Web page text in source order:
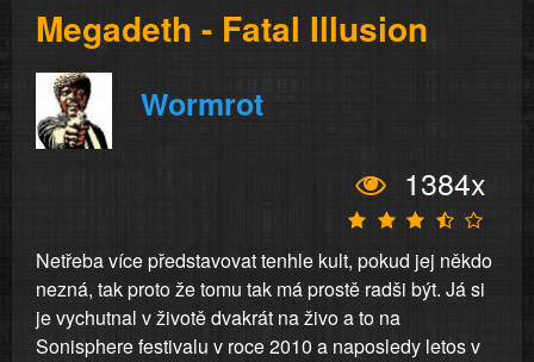
Megadeth - Fatal Illusion
Wormrot
1384x
Netřeba více představovat tenhle kult, pokud jej někdo
nezná, tak proto že tomu tak má prostě radši být. Já si
je vychutnal v životě dvakrát na živo a to na
Sonisphere festivalu v roce 2010 a naposledy letos v